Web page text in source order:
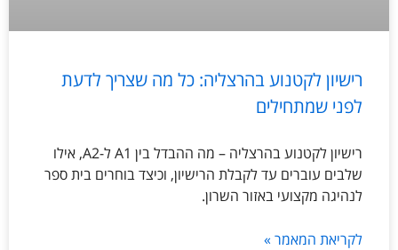
רישיון לקטנוע בהרצליה: כל מה שצריך לדעת
לפני שמתחילים
רישיון לקטנוע בהרצליה – מה ההבדל בין A1 ל-A2, אילו
שלבים עוברים עד לקבלת הרישיון, וכיצד בוחרים בית ספר
לנהיגה מקצועי באזור השרון.
לקריאת המאמר »